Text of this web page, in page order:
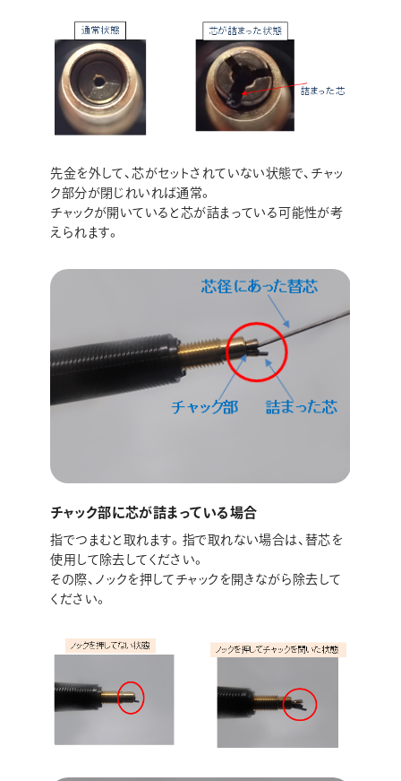
先金を外して、芯がセットされていない状態で、チャッ
ク部分が閉じれいれば通常。
チャックが開いていると芯が詰まっている可能性が考
えられます。
チャック部に芯が詰まっている場合
指でつまむと取れます。指で取れない場合は、替芯を
使用して除去してください。
その際、ノックを押してチャックを開きながら除去して
ください。